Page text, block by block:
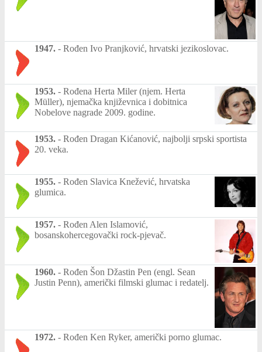
1947. - Rođen Ivo Pranjković, hrvatski jezikoslovac.
1953. - Rođena Herta Miler (njem. Herta
Müller), njemačka književnica i dobitnica
Nobelove nagrade 2009. godine.
1953. - Rođen Dragan Kićanović, najbolji srpski sportista
20. veka.
1955. - Rođen Slavica Knežević, hrvatska
glumica.
1957. - Rođen Alen Islamović,
bosanskohercegovački rock-pjevač.
1960. - Rođen Šon Džastin Pen (engl. Sean
Justin Penn), američki filmski glumac i redatelj.
1972. - Rođen Ken Ryker, američki porno glumac.